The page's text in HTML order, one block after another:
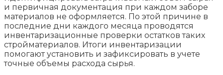
и первичная документация при каждом заборе
материалов не оформляется. По этой причине в
последние дни каждого месяца проводятся
инвентаризационные проверки остатков таких
стройматериалов. Итоги инвентаризации
помогают установить и зафиксировать в учете
точные объемы расхода сырья.